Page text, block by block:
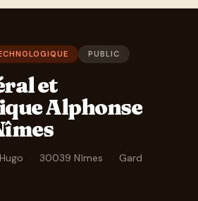
PUBLIC
et
Alphonse
· 30039 Nîmes · Gard